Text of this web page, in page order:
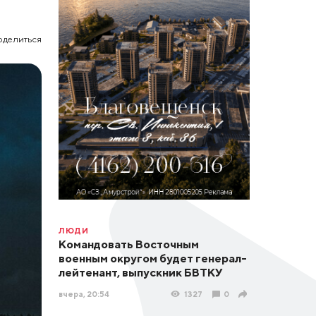
ЛЮДИ
Командовать Восточным
военным округом будет генерал-
лейтенант, выпускник БВТКУ
вчера, 20:54 1327 0